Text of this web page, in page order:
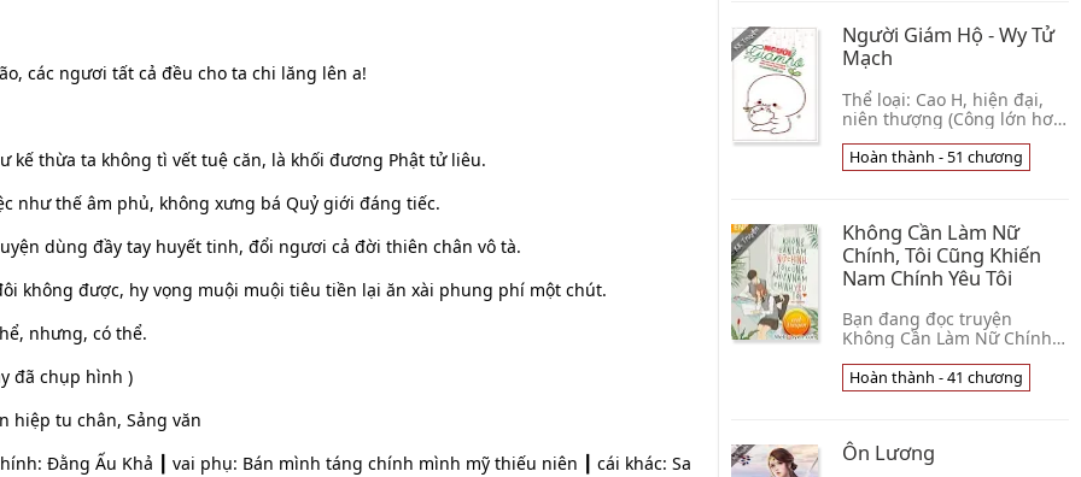
các ngươi tất cả đều cho ta chi lăng lên a!
kế thừa ta không tì vết tuệ căn, là khối đương Phật tử liêu.
như thế âm phủ, không xưng bá Quỷ giới đáng tiếc.
dùng đầy tay huyết tinh, đổi ngươi cả đời thiên chân vô tà.
không được, hy vọng muội muội tiêu tiền lại ăn xài phung phí một chút.
nhưng, có thể.
đã chụp hình )
hiệp tu chân, Sảng văn
Đằng Ấu Khả ┃ vai phụ: Bán mình táng chính mình mỹ thiếu niên ┃ cái khác: Sa
Người Giám Hộ - Wy Tử
Mạch
Thể loại: Cao H, hiện đại,
niên thượng (Công lớn hơn
tình cảm, dưỡng thành,
1×1, HE. Nhân vật:Chung
Hoàn thành - 51 chương
Không Cần Làm Nữ
Chính, Tôi Cũng Khiến
Nam Chính Yêu Tôi
Bạn đang đọc truyện
Không Cần Làm Nữ Chính,
Yêu Tôi của tác giả Nữ
Vương. Tôi xuyên không vào
Hoàn thành - 41 chương
Ôn Lương